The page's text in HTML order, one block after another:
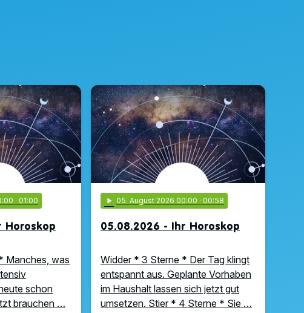
· 01:00
Horoskop
Manches, was
schon
brauchen …
play_arrow 05. August 2026 00:00 · 00:58
05.08.2026 - Ihr Horoskop
Widder * 3 Sterne * Der Tag klingt
entspannt aus. Geplante Vorhaben
im Haushalt lassen sich jetzt gut
umsetzen. Stier * 4 Sterne * Sie …